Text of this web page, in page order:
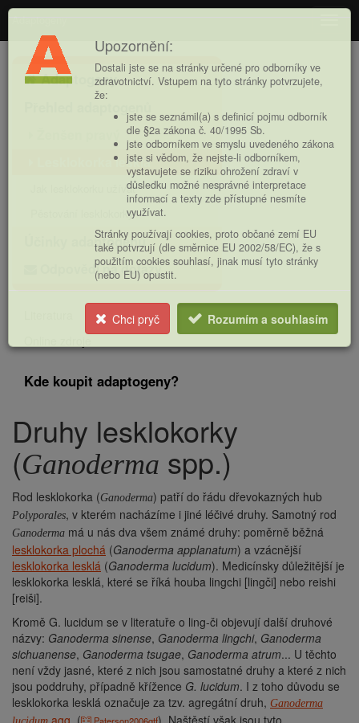
Adaptogeny
Hlavní
nabídkaAdaptogeny
Lesklokorka lesklá
Jak lesklokorku užívat
Pěstování lesklokorky
Účinky adaptogenů
Odpovědi na dotazy
Kde koupit adaptogeny?
Drobečková
navigace
Druhy lesklokorky
(Ganoderma spp.)
Rod lesklokorka (Ganoderma) patří do řádu dřevokazných hub
Polyporales, v kterém nacházíme i jiné léčivé druhy. Samotný rod
Ganoderma má u nás dva všem známé druhy: poměrně běžná
lesklokorka plochá (Ganoderma applanatum) a vzácnější
lesklokorka lesklá (Ganoderma lucidum). Medicínsky důležitější je
lesklokorka lesklá, které se říká houba lingchi [lingči] nebo reishi
[reiši].
Kromě G. lucidum se v literatuře o ling-či objevují další druhové
názvy: Ganoderma sinense, Ganoderma lingchi, Ganoderma
sichuanense, Ganoderma tsugae, Ganoderma atrum... U těchto
není vždy jasné, které z nich jsou samostatné druhy a které z nich
jsou poddruhy, případně křížence G. lucidum. I z toho důvodu se
lesklokorka lesklá označuje za tzv. agregátní druh, Ganoderma
agg. (
). Naštěstí však jsou tyto
Upozornění:
Dostali jste se na stránky určené pro odborníky ve
zdravotnictví. Vstupem na tyto stránky potvrzujete,
že:
jste se seznámil(a) s definicí pojmu odborník
dle §2a zákona č. 40/1995 Sb.
jste odborníkem ve smyslu uvedeného zákona
jste si vědom, že nejste-li odborníkem,
vystavujete se riziku ohrožení zdraví v
důsledku možné nesprávné interpretace
informací a texty zde přístupné nesmíte
využívat.
Stránky používají cookies, proto občané zemí EU
také potvrzují (dle směrnice EU 2002/58/EC), že s
použitím cookies souhlasí, jinak musí tyto stránky
(nebo EU) opustit.
Chci pryč Rozumím a souhlasím